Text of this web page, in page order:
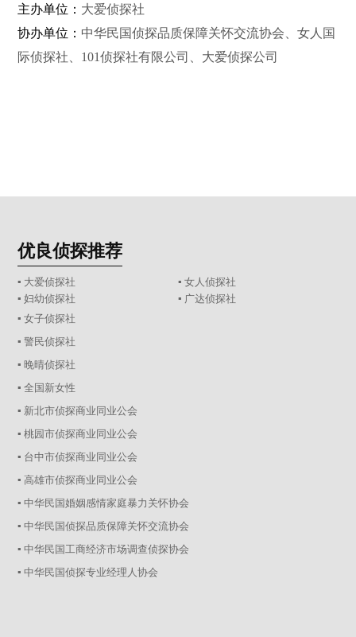
主办单位： 大爱侦探社
协办单位： 中华民国侦探品质保障关怀交流协会、女人国
际侦探社、101侦探社有限公司、大爱侦探公司
优良侦探推荐
▪ 大爱侦探社
▪ 女人侦探社
▪ 妇幼侦探社
▪ 广达侦探社
▪ 女子侦探社
▪ 警民侦探社
▪ 晚晴侦探社
▪ 全国新女性
▪ 新北市侦探商业同业公会
▪ 桃园市侦探商业同业公会
▪ 台中市侦探商业同业公会
▪ 高雄市侦探商业同业公会
▪ 中华民国婚姻感情家庭暴力关怀协会
▪ 中华民国侦探品质保障关怀交流协会
▪ 中华民国工商经济市场调查侦探协会
▪ 中华民国侦探专业经理人协会